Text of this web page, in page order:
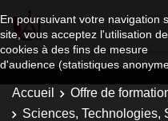
En poursuivant votre navigation
site, vous acceptez l'utilisation de
cookies à des fins de mesure
d'audience (statistiques
Accueil Offre de
Sciences, Technologies,